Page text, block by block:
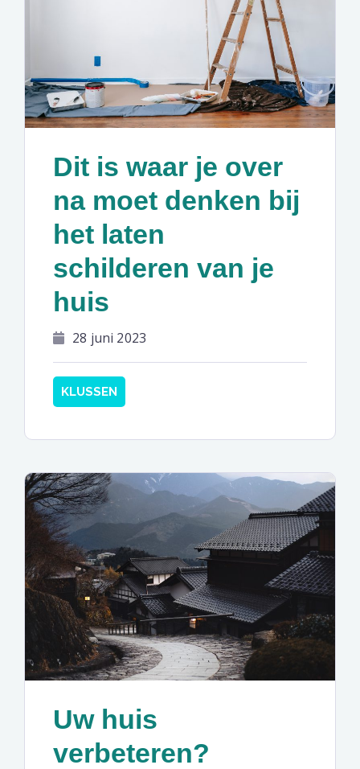
Dit is waar je over
na moet denken bij
het laten
schilderen van je
huis
28 juni 2023
KLUSSEN
Uw huis
verbeteren?